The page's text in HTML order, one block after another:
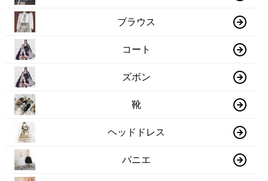
ブラウス
コート
ズボン
靴
ヘッドドレス
パニエ